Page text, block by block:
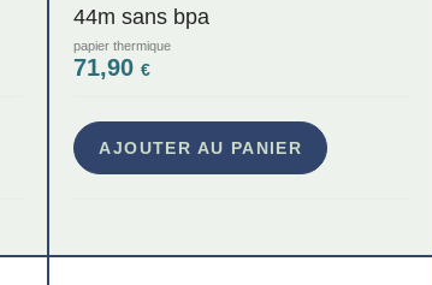
44m sans bpa
papier thermique
71,90€
AJOUTER AU PANIER